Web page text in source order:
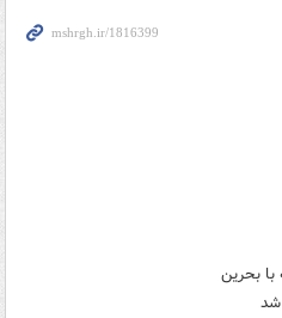
با بحرین
شد